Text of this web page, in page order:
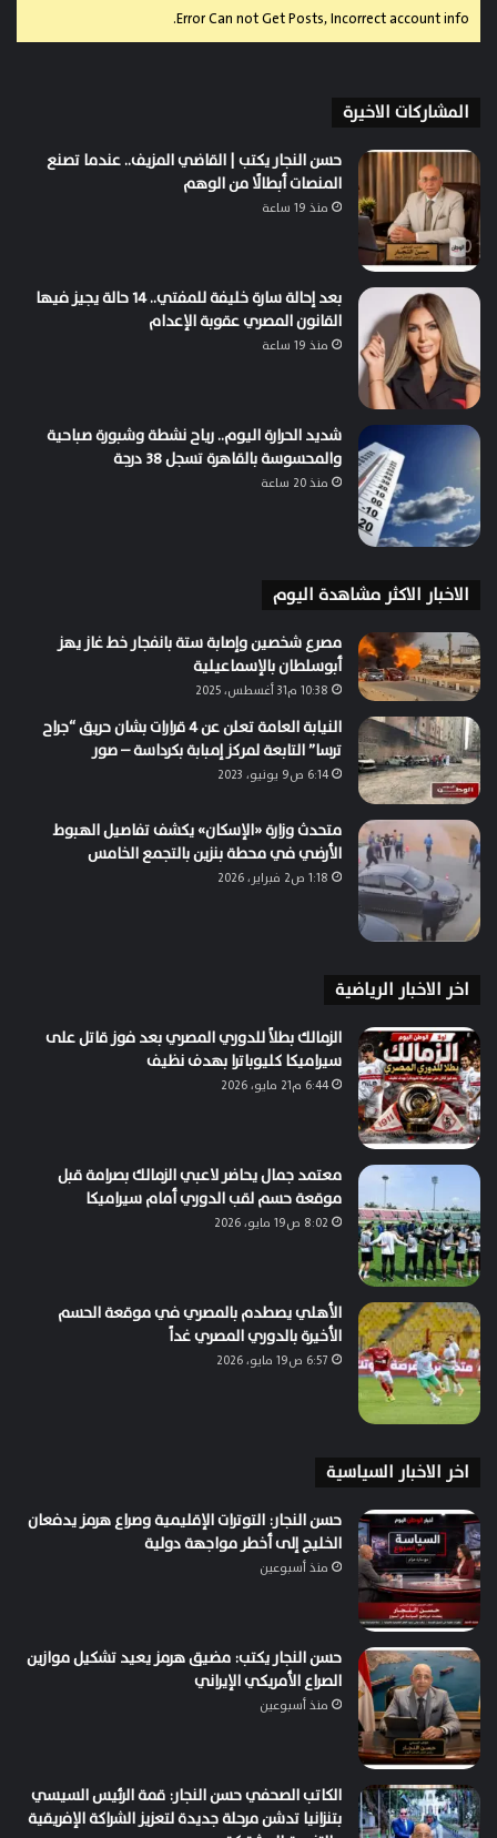
Error Can not Get Posts, Incorrect account info.
المشاركات الاخيرة
حسن النجار يكتب | القاضي المزيف.. عندما تصنع
المنصات أبطالًا من الوهم
منذ 19 ساعة
بعد إحالة سارة خليفة للمفتي.. 14 حالة يجيز فيها
القانون المصري عقوبة الإعدام
منذ 19 ساعة
شديد الحرارة اليوم.. رياح نشطة وشبورة صباحية
والمحسوسة بالقاهرة تسجل 38 درجة
منذ 20 ساعة
الاخبار الاكثر مشاهدة اليوم
مصرع شخصين وإصابة ستة بانفجار خط غاز يهز
أبوسلطان بالإسماعيلية
10:38 م31 أغسطس، 2025
النيابة العامة تعلن عن 4 قرارات بشان حريق “جراح
ترسا” التابعة لمركز إمبابة بكرداسة – صور
6:14 ص9 يونيو، 2023
متحدث وزارة «الإسكان» يكشف تفاصيل الهبوط
الأرضي في محطة بنزين بالتجمع الخامس
1:18 ص2 فبراير، 2026
اخر الاخبار الرياضية
الزمالك بطلاً للدوري المصري بعد فوز قاتل على
سيراميكا كليوباترا بهدف نظيف
6:44 م21 مايو، 2026
معتمد جمال يحاضر لاعبي الزمالك بصرامة قبل
موقعة حسم لقب الدوري أمام سيراميكا
8:02 ص19 مايو، 2026
الأهلي يصطدم بالمصري في موقعة الحسم
الأخيرة بالدوري المصري غداً
6:57 ص19 مايو، 2026
اخر الاخبار السياسية
حسن النجار: التوترات الإقليمية وصراع هرمز يدفعان
الخليج إلى أخطر مواجهة دولية
منذ أسبوعين
حسن النجار يكتب: مضيق هرمز يعيد تشكيل موازين
الصراع الأمريكي الإيراني
منذ أسبوعين
الكاتب الصحفي حسن النجار: قمة الرئيس السيسي
بتنزانيا تدشن مرحلة جديدة لتعزيز الشراكة الإفريقية